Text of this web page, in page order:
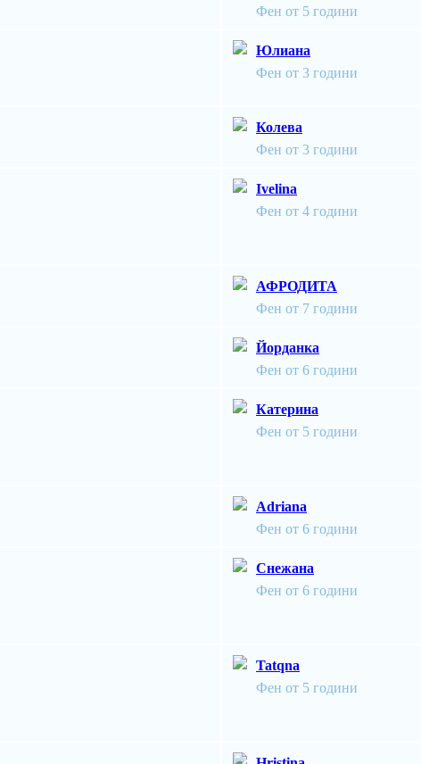
Фен от 5 години
Юлиана
Фен от 3 години
Колева
Фен от 3 години
Ivelina
Фен от 4 години
АФРОДИТА
Фен от 7 години
Йорданка
Фен от 6 години
Катерина
Фен от 5 години
Adriana
Фен от 6 години
Снежана
Фен от 6 години
Tatqna
Фен от 5 години